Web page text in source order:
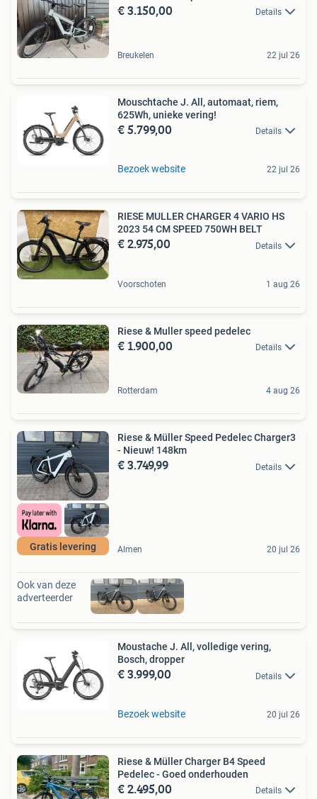
€ 3.150,00 Details
Breukelen 22 jul 26
Mouschtache J. All, automaat, riem,
625Wh, unieke vering!
€ 5.799,00 Details
Bezoek website 22 jul 26
RIESE MULLER CHARGER 4 VARIO HS
2023 54 CM SPEED 750WH BELT
€ 2.975,00 Details
Voorschoten 1 aug 26
Riese & Muller speed pedelec
€ 1.900,00 Details
Rotterdam 4 aug 26
Gratis levering
Riese & Müller Speed Pedelec Charger3
- Nieuw! 148km
€ 3.749,99 Details
Almen 20 jul 26
Ook van deze
adverteerder
Moustache J. All, volledige vering,
Bosch, dropper
€ 3.999,00 Details
Bezoek website 20 jul 26
Riese & Müller Charger B4 Speed
Pedelec - Goed onderhouden
€ 2.495,00 Details